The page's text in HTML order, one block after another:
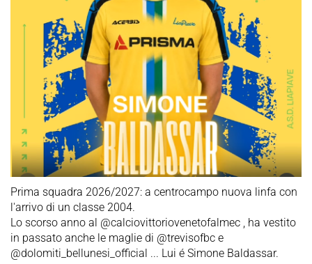
Prima squadra 2026/2027: a centrocampo nuova linfa con
l'arrivo di un classe 2004.
Lo scorso anno al @calciovittoriovenetofalmec , ha vestito
in passato anche le maglie di @trevisofbc e
@dolomiti_bellunesi_official ... Lui é Simone Baldassar.